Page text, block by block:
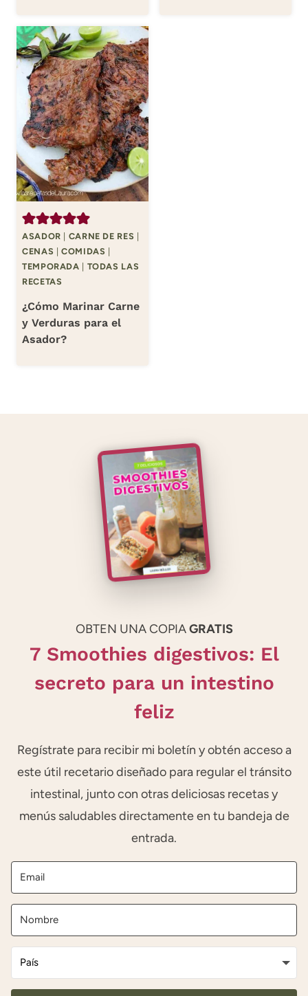
ASADOR CARNE DE RES
CENAS |COMIDAS
TEMPORADA
TODAS LAS
RECETAS
¿Cómo Marinar Carne
y Verduras para el
Asador?
OBTEN UNA COPIAGRATIS
7 Smoothies digestivos: El
secreto para un intestino
feliz
Regístrate para recibir mi boletín y obtén acceso a
este útil recetario diseñado para regular el tránsito
intestinal, junto con otras deliciosas recetas y
menús saludables directamente en tu bandeja de
entrada.